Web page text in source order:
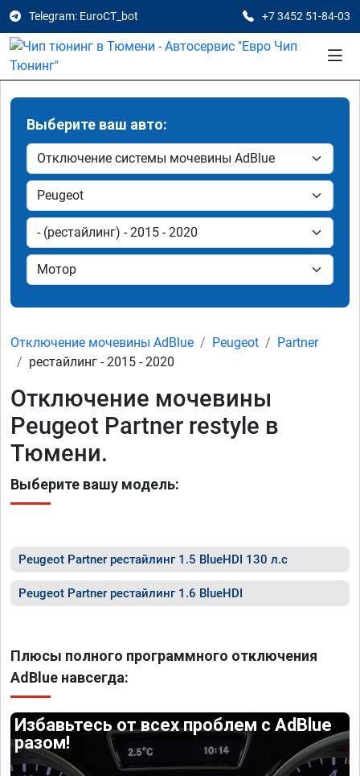
Telegram: EuroCT_bot +7 3452 51-84-03
Выберите ваш авто:
Отключение мочевины AdBlue Peugeot
Partner
рестайлинг - 2015 - 2020
Отключение мочевины
Peugeot Partner restyle в
Тюмени.
Выберите вашу модель:
Peugeot Partner рестайлинг 1.5 BlueHDI 130 л.с
Peugeot Partner рестайлинг 1.6 BlueHDI
Плюсы полного программного отключения
AdBlue навсегда:
Избавьтесь от всех проблем с AdBlue
разом!